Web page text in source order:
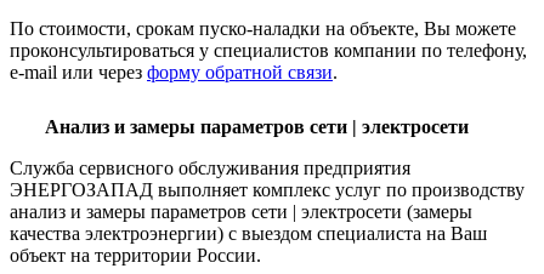
По стоимости, срокам пуско-наладки на объекте, Вы можете
проконсультироваться у специалистов компании по телефону,
e-mail или через форму обратной связи.
Анализ и замеры параметров сети | электросети
Служба сервисного обслуживания предприятия
ЭНЕРГОЗАПАД выполняет комплекс услуг по производству
анализ и замеры параметров сети | электросети (замеры
качества электроэнергии) с выездом специалиста на Ваш
объект на территории России.